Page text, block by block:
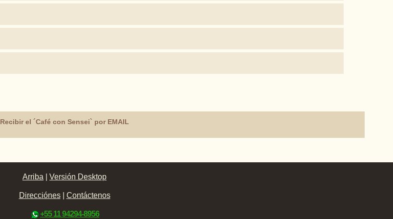
Recibir el ´Café con Sensei` por EMAIL
Arriba Versión Desktop
Direcciónes| Contáctenos
+55 11 94294-8956